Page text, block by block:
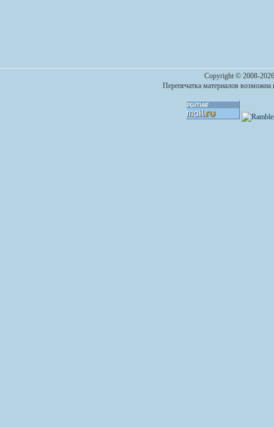
Copyright © 2008-
Перепечатка материалов возможна